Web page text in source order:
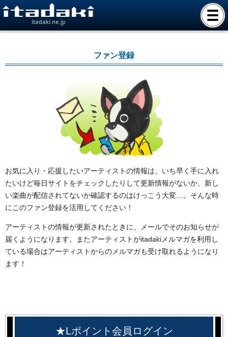
itadaki.ne.jp
ファン登録
お気に入り・応援したいアーティストの情報は、いち早く手に入れ
たいけど毎日サイトをチェックしたりして更新情報がないか、新し
い楽曲が配信されてないか確認するのはけっこう大変…。そんな時
にこのファン登録を活用してください！
アーティストの情報が更新されたときに、メールでそのお知らせが
届くようになります。またアーティストがitadakiメルマガを利用し
ている場合はアーティストからのメルマガも受け取れるようになり
ます！
★Lポイント会員ログイン